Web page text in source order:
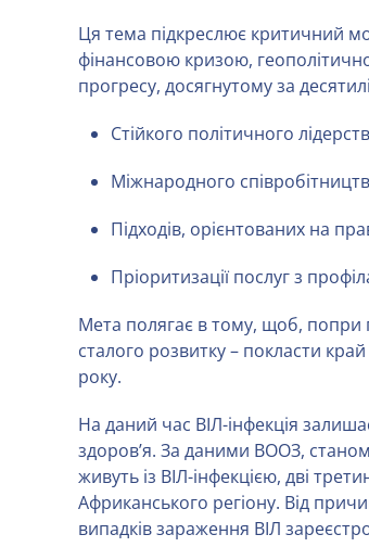
Ця тема підкреслює критичний
фінансовою кризою,
прогресу, досягнутому за
Стійкого політичного
Міжнародного
Підходів, орієнтованих на
Пріоритизації послуг з
Мета полягає в тому, щоб, попри
сталого розвитку – покласти
року.
На даний час ВІЛ-інфекція
здоров’я. За даними ВООЗ, станом
живуть із ВІЛ-інфекцією, дві
Африканського регіону. Від
випадків зараження ВІЛ